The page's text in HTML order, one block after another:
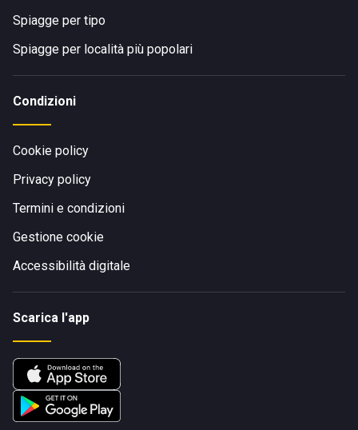
Spiagge per tipo
Spiagge per località più popolari
Condizioni
Cookie policy
Privacy policy
Termini e condizioni
Gestione cookie
Accessibilità digitale
Scarica l'app